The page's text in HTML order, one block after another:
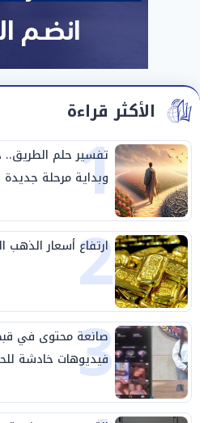
الأكثر قراءة
1
تفسير حلم الطريق..
وبداية مرحلة جديدة
2
ارتفاع أسعار الذهب
3
صانعة محتوى في
فيديوهات خادشة